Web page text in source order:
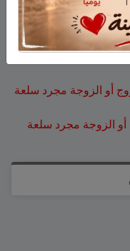
في الجولان بإشراف
أبو رافع ينجح في
أعلى نقطة في أوروبا
أو الزوجة مجرد سلعة
الزوجة مجرد سلعة